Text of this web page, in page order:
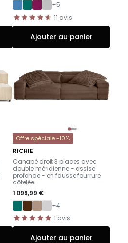
+5
11 avis
Ajouter au panier
Offre spéciale -10%
RICHIE
-
Canapé droit 3 places avec
double méridienne - assise
profonde - en fausse fourrure
côtelée
1 099,99 €
+4
1 avis
Ajouter au panier